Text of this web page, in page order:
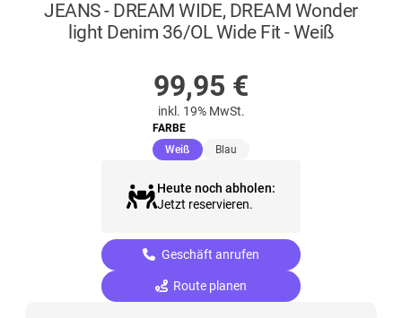
JEANS - DREAM WIDE, DREAM Wonder
light Denim 36/OL Wide Fit - Weiß
99,95 €
inkl. 19% MwSt.
FARBE
Weiß(ausgewählt)
Blau
Heute noch abholen:
Jetzt reservieren.
Geschäft anrufen
Route planen